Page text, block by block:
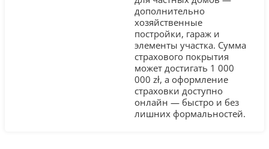
дополнительно
хозяйственные
постройки, гараж и
элементы участка. Сумма
страхового покрытия
может достигать 1 000
000 zł, а оформление
страховки доступно
онлайн — быстро и без
лишних формальностей.